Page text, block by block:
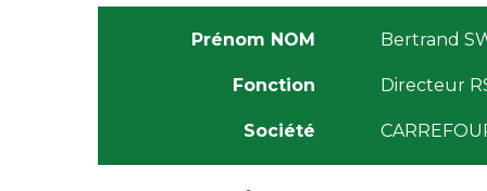
Prénom NOM Bertrand
Fonction Directeur
Société